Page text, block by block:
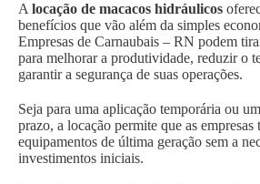
A locação de macacos hidráulicos
benefícios que vão além da simples
Empresas de Carnaubais – RN podem
para melhorar a produtividade, reduzir o
garantir a segurança de suas operações.
Seja para uma aplicação temporária ou
prazo, a locação permite que as empresas
equipamentos de última geração sem a
investimentos iniciais.